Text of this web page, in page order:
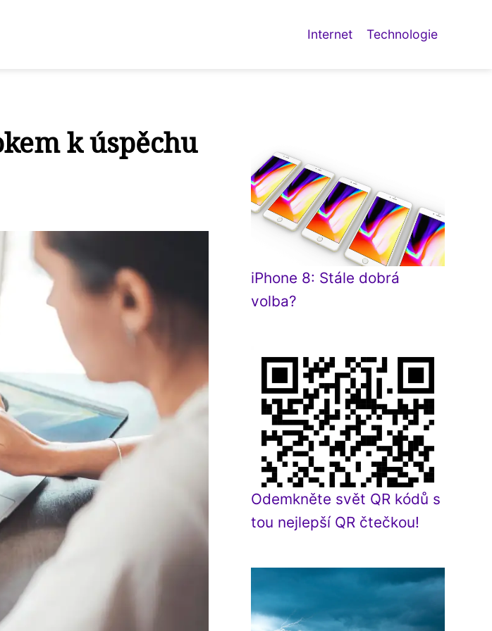
Internet Technologie
k úspěchu
iPhone 8: Stále dobrá
volba?
Odemkněte svět QR kódů s
tou nejlepší QR čtečkou!